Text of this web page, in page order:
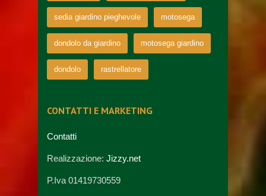
sedia giardino pieghevole motosega
dondolo da giardino motosega giardino
dondolo rastrellatore
CONTATTI E MARKETING
Contatti
Realizzazione: Jizzy.net
P.Iva 01419730559